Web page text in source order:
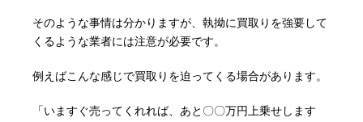
そのような事情は分かりますが、執拗に買取りを強要して
くるような業者には注意が必要です。
例えばこんな感じで買取りを迫ってくる場合があります。
「いますぐ売ってくれれば、あと〇〇万円上乗せします